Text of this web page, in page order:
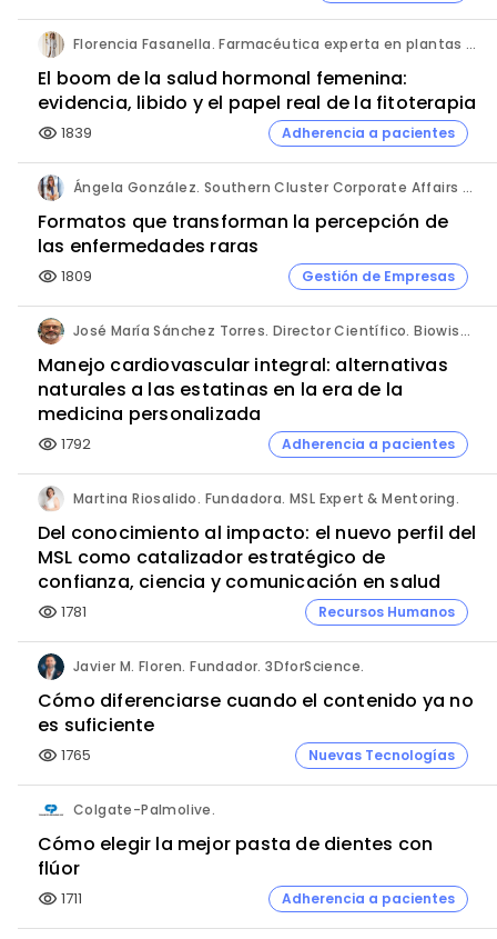
Florencia Fasanella. Farmacéutica experta en plantas medicinales.
El boom de la salud hormonal femenina:
evidencia, libido y el papel real de la fitoterapia
visibility 1839 Adherencia a pacientes
Ángela González. Southern Cluster Corporate Affairs & Patient Partnership Director. Kyowa Kirin.
Formatos que transforman la percepción de
las enfermedades raras
visibility 1809 Gestión de Empresas
José María Sánchez Torres. Director Científico. Biowise Pharmaceuticals.
Manejo cardiovascular integral: alternativas
naturales a las estatinas en la era de la
medicina personalizada
visibility 1792 Adherencia a pacientes
Martina Riosalido. Fundadora. MSL Expert & Mentoring.
Del conocimiento al impacto: el nuevo perfil del
MSL como catalizador estratégico de
confianza, ciencia y comunicación en salud
visibility 1781 Recursos Humanos
Javier M. Floren. Fundador. 3DforScience.
Cómo diferenciarse cuando el contenido ya no
es suficiente
visibility 1765 Nuevas Tecnologías
Colgate-Palmolive.
Cómo elegir la mejor pasta de dientes con
flúor
visibility 1711 Adherencia a pacientes